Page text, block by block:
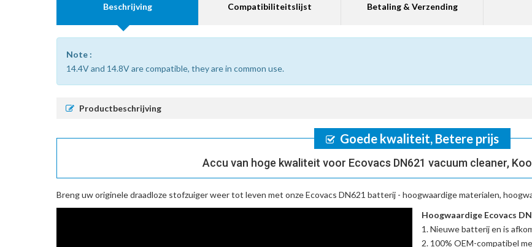
Beschrijving Compatibiliteitslijst Betaling & Verzending
Note :
14.4V and 14.8V are compatible, they are in common use.
Productbeschrijving
Goede kwaliteit, Betere prijs
Accu van hoge kwaliteit voor Ecovacs DN621 vacuum cleaner,
Breng uw originele draadloze stofzuiger weer tot leven met onzeEcovacs DN621 batterij - hoogwaardige materialen,
Hoogwaardige Ecovacs
Nieuwe batterij en is
100% OEM-compatibel